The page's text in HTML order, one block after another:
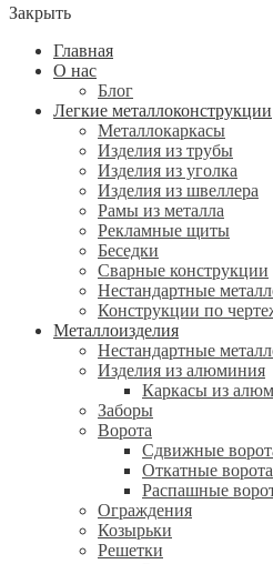
Закрыть
Главная
О нас
Блог
Легкие металлоконструкции
Металлокаркасы
Изделия из трубы
Изделия из уголка
Изделия из швеллера
Рамы из металла
Рекламные щиты
Беседки
Сварные конструкции
Нестандартные
Конструкции по
Металлоизделия
Нестандартные
Изделия из алюминия
Каркасы из
Заборы
Ворота
Сдвижные
Откатные ворота
Распашные
Ограждения
Козырьки
Решетки